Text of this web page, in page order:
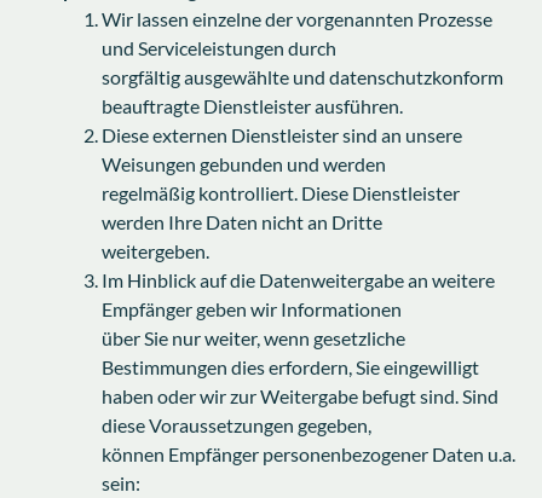
Wir lassen einzelne der vorgenannten Prozesse
und Serviceleistungen durch
sorgfältig ausgewählte und datenschutzkonform
beauftragte Dienstleister ausführen.
Diese externen Dienstleister sind an unsere
Weisungen gebunden und werden
regelmäßig kontrolliert. Diese Dienstleister
werden Ihre Daten nicht an Dritte
weitergeben.
Im Hinblick auf die Datenweitergabe an weitere
Empfänger geben wir Informationen
über Sie nur weiter, wenn gesetzliche
Bestimmungen dies erfordern, Sie eingewilligt
haben oder wir zur Weitergabe befugt sind. Sind
diese Voraussetzungen gegeben,
können Empfänger personenbezogener Daten u.a.
sein: